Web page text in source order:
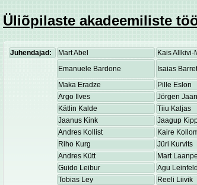
Üliõpilaste akadeemiliste
Juhendajad: Mart Abel Kais Allkivi-
Emanuele Bardone
Isaias
Maka Eradze
Pille Eslon
Argo Ilves
Jörgen
Kätlin Kalde
Tiiu Kaljas
Jaanus Kink
Jaagup
Andres Kollist
Kaire
Riho Kurg
Jüri Kurvits
Andres Kütt
Mart
Guido Leibur
Agu Leinfeld
Tobias Ley
Reeli Liivik